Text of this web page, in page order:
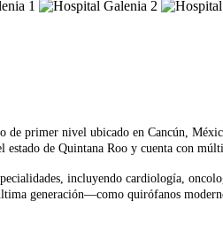
primer nivel ubicado en Cancún,
de Quintana Roo y cuenta con
incluyendo cardiología,
generación—como quirófanos